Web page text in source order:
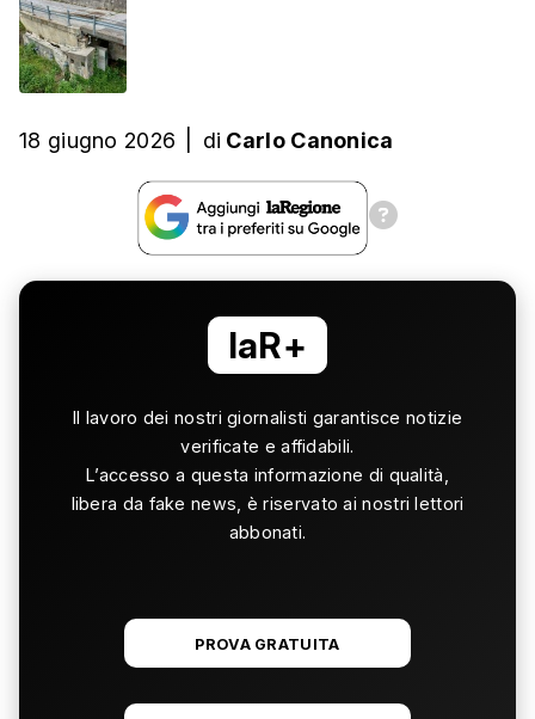
18 giugno 2026 di Carlo Canonica
laR+
Il lavoro dei nostri giornalisti garantisce notizie
verificate e affidabili.
L’accesso a questa informazione di qualità,
libera da fake news, è riservato ai nostri lettori
abbonati.
PROVA GRATUITA